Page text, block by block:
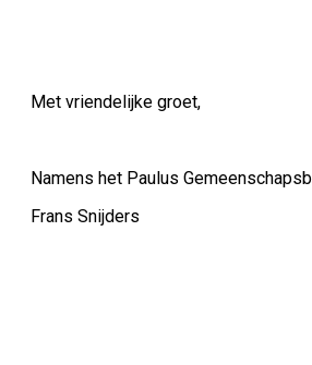
Met vriendelijke groet,
Namens het Paulus
Frans Snijders